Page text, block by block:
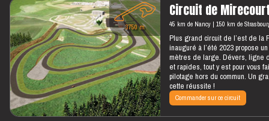
Circuit de
3750 m 45 km de Nancy 150 km de
Plus grand circuit de l’est de la
inauguré à l’été 2023 propose
mètres de large. Dévers, ligne
et rapides, tout y est pour vous
pilotage hors du commun. Un
cette réussite !
Commander sur ce circuit